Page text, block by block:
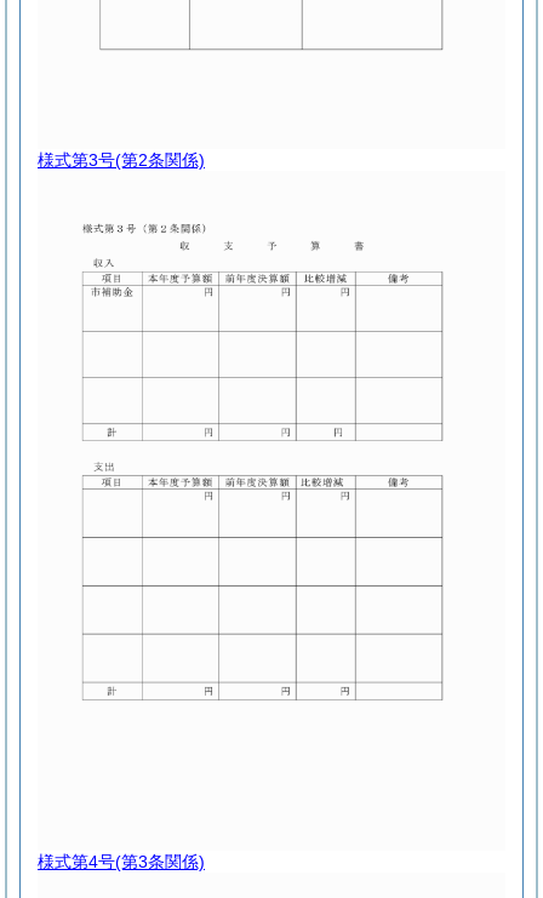
様式第3号(第2条関係)
様式第4号(第3条関係)